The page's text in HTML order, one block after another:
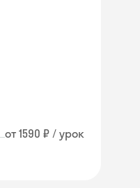
от 1590 ₽ / урок